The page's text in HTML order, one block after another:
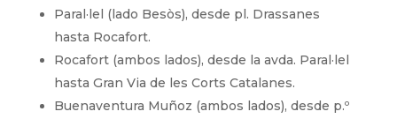
Paral·lel (lado Besòs), desde pl. Drassanes
hasta Rocafort.
Rocafort (ambos lados), desde la avda. Paral·lel
hasta Gran Via de les Corts Catalanes.
Buenaventura Muñoz (ambos lados), desde p.º